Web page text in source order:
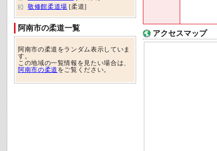
アクセスマップ
敬修館柔道場 [柔道]
阿南市の柔道一覧
阿南市の柔道をランダム表示していま
す。
この地域の一覧情報を見たい場合は、
阿南市の柔道 をご覧ください。